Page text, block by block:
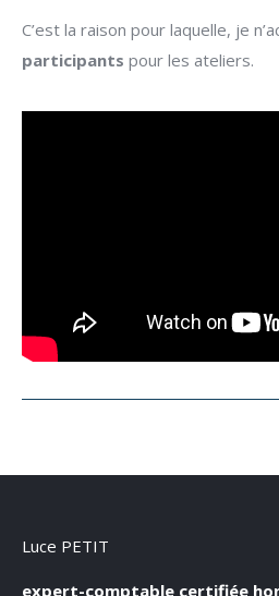
C’est la raison pour laquelle, je
participants pour les ateliers.
Luce PETIT
expert-comptable certifiée